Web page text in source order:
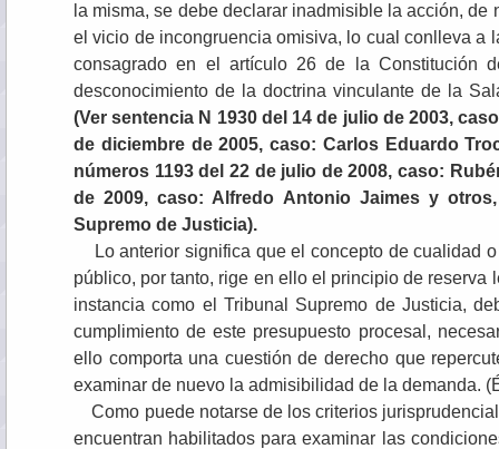
la misma, se debe declarar inadmisible la acción,
el vicio de incongruencia omisiva, lo cual conlleva a
consagrado en el artículo 26 de la Constitución
desconocimiento de la doctrina vinculante de la
(Ver sentencia N 1930 del 14 de julio de 2003,
de diciembre de 2005, caso: Carlos Eduardo
números 1193 del 22 de julio de 2008, caso:
de 2009, caso: Alfredo Antonio Jaimes y
Supremo de Justicia).
Lo anterior significa que el concepto de cualidad
público, por tanto, rige en ello el principio de
instancia como el Tribunal Supremo de Justicia,
cumplimiento de este presupuesto procesal,
ello comporta una cuestión de derecho que
examinar de nuevo la admisibilidad de la demanda.
Como puede notarse de los criterios
encuentran habilitados para examinar las